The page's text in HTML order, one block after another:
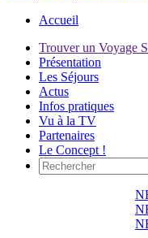
Accueil
Trouver un Voyage
Présentation
Les Séjours
Actus
Infos pratiques
Vu à la TV
Partenaires
Le Concept !